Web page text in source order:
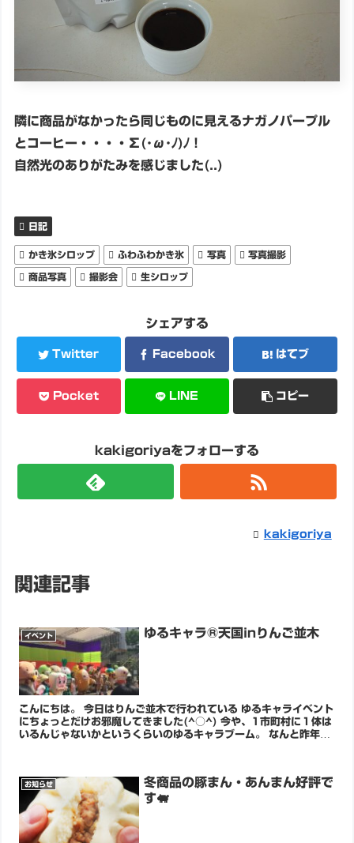
隣に商品がなかったら同じものに見えるナガノパープル
とコーヒー・・・・Σ(･ω･ﾉ)ﾉ！
自然光のありがたみを感じました(..)
日記
かき氷シロップ ふわふわかき氷 写真 写真撮影
商品写真 撮影会 生シロップ
シェアする
Twitter Facebook はてブ
Pocket LINE コピー
kakigoriyaをフォローする
kakigoriya
関連記事
イベント ゆるキャラ®天国inりんご並木
こんにちは。 今日はりんご並木で行われている ゆるキャライベント
にちょっとだけお邪魔してきました(^○^) 今や、1市町村に１体は
いるんじゃないかというくらいのゆるキャラブーム。 なんと昨年ゆ
お知らせ
冬商品の豚まん・あんまん好評で
す🐖